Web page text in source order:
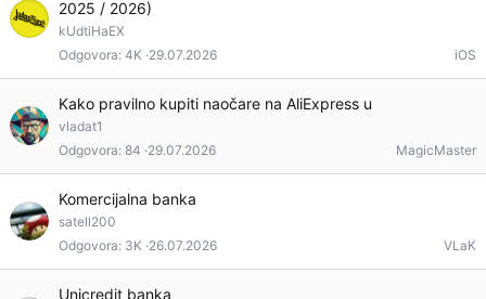
2025 / 2026)
kUdtiHaEX
Odgovora 4K 29.07.2026 iOS
Kako pravilno kupiti naočare na AliExpress u
vladat1
Odgovora 84 29.07.2026 MagicMaster
Komercijalna banka
satell200
Odgovora 3K 26.07.2026 VLaK
Unicredit banka